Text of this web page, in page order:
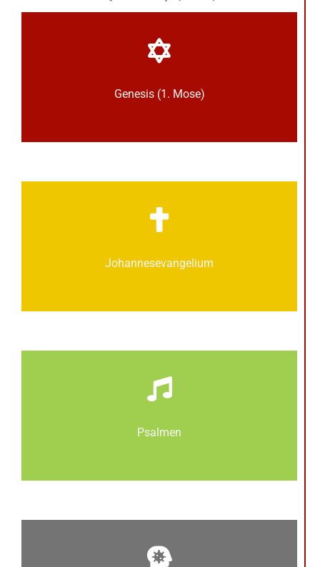
Genesis (1. Mose)
Johannes­­evangelium
Psalmen